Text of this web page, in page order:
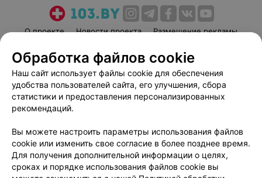
О проекте Новости проекта
Размещение рекламы
Пользовательское соглашение
Способы оплаты
Вакансии
Партнеры
Написать руководителю 103.by
Персональные настройки cookie
Обработка персональных данных
Обработка файлов cookie
Наш сайт использует файлы cookie для обеспечения
удобства пользователей сайта, его улучшения, сбора
статистики и предоставления персонализированных
рекомендаций.
Вы можете настроить параметры использования файлов
cookie или изменить свое согласие в более позднее время.
Для получения дополнительной информации о целях,
сроках и порядке использования файлов cookie вы